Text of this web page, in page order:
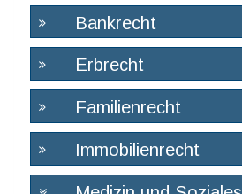
Bankrecht
Erbrecht
Familienrecht
Immobilienrecht